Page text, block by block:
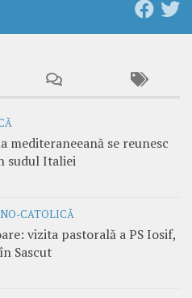
mediteraneeană se reunesc
sudul Italiei
CATOLICĂ
vizita pastorală a PS Iosif,
Sascut